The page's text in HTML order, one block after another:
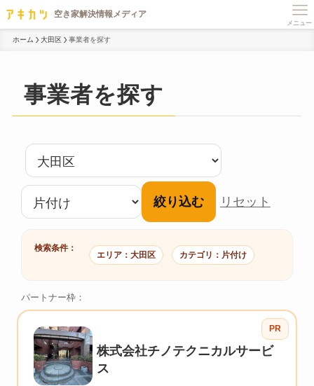
メニュー
ホーム 大田区 事業者を探す
事業者を探す
絞り込む リセット
検索条件：
エリア：大田区 カテゴリ：片付け
パートナー枠：
PR
株式会社チノテクニカルサービ
ス